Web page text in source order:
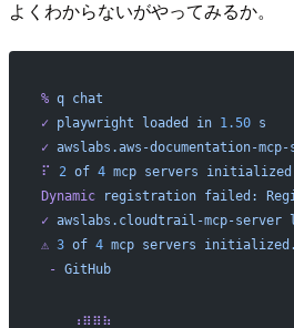
よくわからないがやってみるか。
% q chat
✓ playwright loaded in 1.50 s
✓ awslabs.aws-documentation-
⠏
2 of 4 mcp servers
Dynamic registration failed:
✓ awslabs.cloudtrail-mcp-server
⚠ 3 of 4 mcp servers initialized.
- GitHub